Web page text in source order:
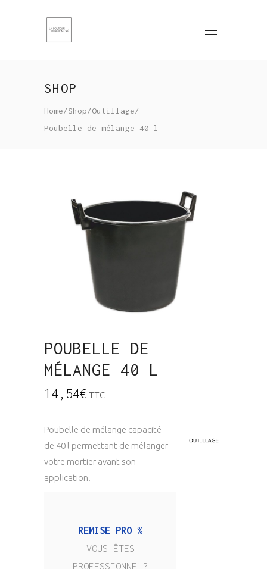
SHOP
Home/Shop/Outillage/
Poubelle de mélange 40 l
POUBELLE DE
MÉLANGE 40 L
14,54€ TTC
Poubelle de mélange capacité
de 40 l permettant de mélanger
votre mortier avant son
application.
REMISE PRO %
VOUS ÊTES
PROFESSIONNEL?